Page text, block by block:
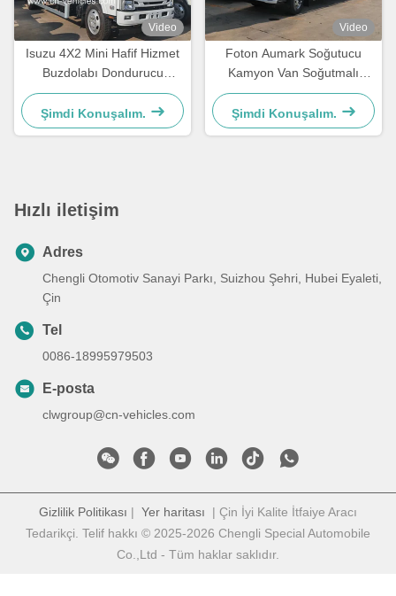
Video
Isuzu 4X2 Mini Hafif Hizmet
Buzdolabı Dondurucu
Kamyon
Şimdi Konuşalım.
Video
Foton Aumark Soğutucu
Kamyon Van Soğutmalı
Thermo King Dondurucu
Kamyon
Şimdi Konuşalım.
Hızlı iletişim
Adres
Chengli Otomotiv Sanayi Parkı, Suizhou Şehri, Hubei Eyaleti,
Çin
Tel
0086-18995979503
E-posta
clwgroup@cn-vehicles.com
Gizlilik Politikası | Yer haritası | Çin İyi Kalite İtfaiye Aracı
Tedarikçi. Telif hakkı © 2025-2026 Chengli Special Automobile
Co.,Ltd - Tüm haklar saklıdır.